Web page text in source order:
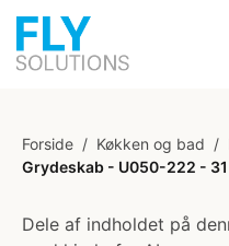
Forside / Køkken og bad /
Grydeskab - U050-222 -
Dele af indholdet på